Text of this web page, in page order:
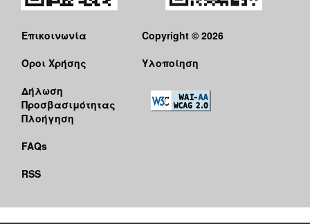
Επικοινωνία
Όροι Χρήσης
Δήλωση
Προσβασιμότητας
Πλοήγηση
FAQs
RSS
Copyright © 2026
Υλοποίηση